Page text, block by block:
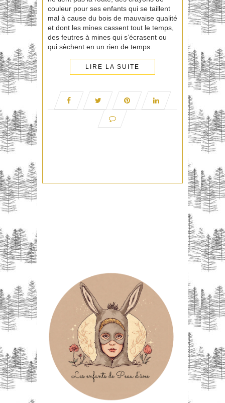
couleur pour ses enfants qui se taillent
mal à cause du bois de mauvaise qualité
et dont les mines cassent tout le temps,
des feutres à mines qui s’écrasent ou
qui sèchent en un rien de temps.
LIRE LA SUITE